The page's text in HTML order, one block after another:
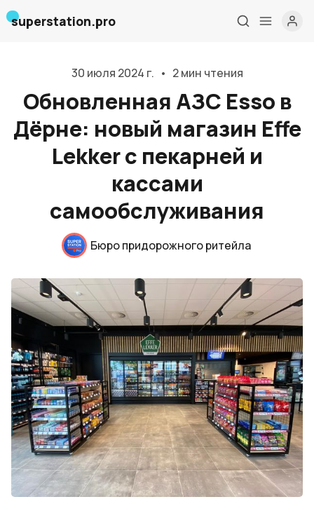
Главная
О нас
Дизайн и проектирование
Консалтинг и обучение
Блог
События
Контакты
Лучшие АЗС мира
Мнения
Видео
Подписка
superstation.pro
30 июля 2024 г. • 2 мин чтения
Обновленная АЗС Esso в
Дёрне: новый магазин Effe
Lekker с пекарней и
кассами
самообслуживания
Бюро придорожного ритейла